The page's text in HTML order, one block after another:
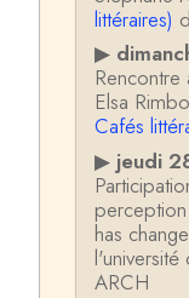
littéraires)
▶
Elsa
Cafés
▶ jeudi
has
ARCH